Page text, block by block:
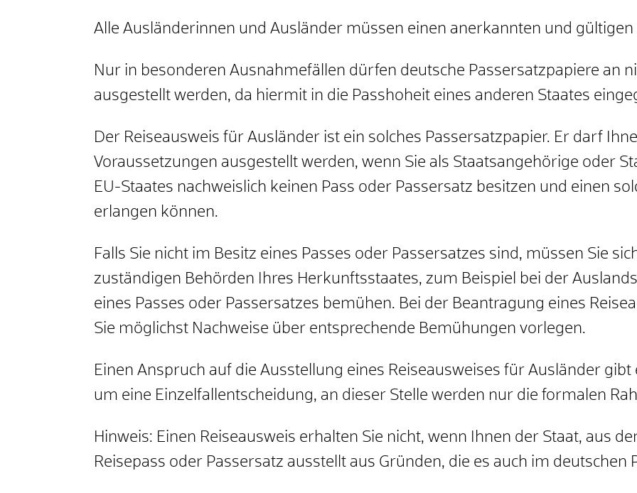
Alle Ausländerinnen und Ausländer müssen einen anerkannten und gültigen
Nur in besonderen Ausnahmefällen dürfen deutsche Passersatzpapiere an
ausgestellt werden, da hiermit in die Passhoheit eines anderen Staates
Der Reiseausweis für Ausländer ist ein solches Passersatzpapier. Er darf
Voraussetzungen ausgestellt werden, wenn Sie als Staatsangehörige oder
EU-Staates nachweislich keinen Pass oder Passersatz besitzen und einen
erlangen können.
Falls Sie nicht im Besitz eines Passes oder Passersatzes sind, müssen Sie
zuständigen Behörden Ihres Herkunftsstaates, zum Beispiel bei der
eines Passes oder Passersatzes bemühen. Bei der Beantragung eines
Sie möglichst Nachweise über entsprechende Bemühungen vorlegen.
Einen Anspruch auf die Ausstellung eines Reiseausweises für Ausländer
um eine Einzelfallentscheidung, an dieser Stelle werden nur die formalen
Hinweis: Einen Reiseausweis erhalten Sie nicht, wenn Ihnen der Staat, aus
Reisepass oder Passersatz ausstellt aus Gründen, die es auch im deutschen